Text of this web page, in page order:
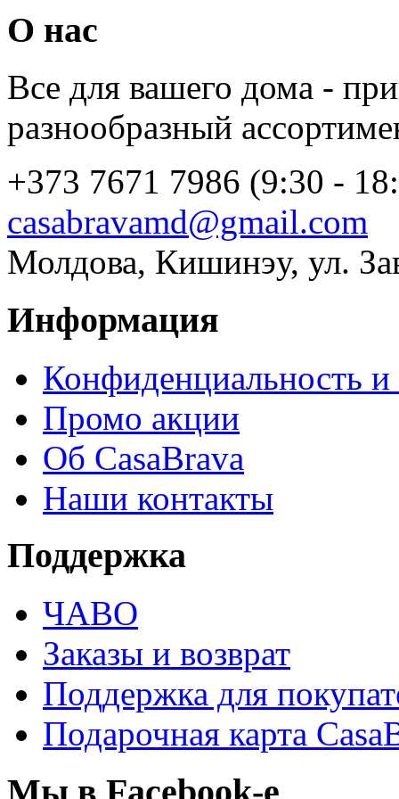
О нас
Все для вашего дома -
разнообразный
+373 7671 7986 (9:30 -
casabravamd@gmail.com
Молдова, Кишинэу, ул.
Информация
Конфиденциальность и
Промо акции
Об CasaBrava
Наши контакты
Поддержка
ЧАВО
Заказы и возврат
Поддержка для
Подарочная карта